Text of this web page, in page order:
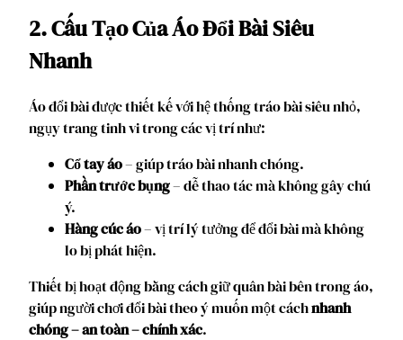
2. Cấu Tạo Của Áo Đổi Bài Siêu
Nhanh
Áo đổi bài được thiết kế với hệ thống tráo bài siêu nhỏ,
ngụy trang tinh vi trong các vị trí như:
Cổ tay áo– giúp tráo bài nhanh chóng.
Phần trước bụng– dễ thao tác mà không gây chú
ý.
Hàng cúc áo– vị trí lý tưởng để đổi bài mà không
lo bị phát hiện.
Thiết bị hoạt động bằng cách giữ quân bài bên trong áo,
giúp người chơi đổi bài theo ý muốn một cáchnhanh
chóng – an toàn – chính xác.